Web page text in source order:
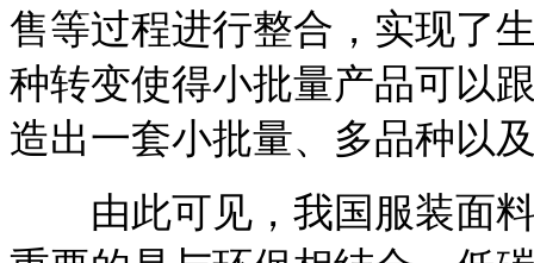
售等过程进行整合，实现了
种转变使得小批量产品可以
造出一套小批量、多品种以
由此可见，我国服装面料